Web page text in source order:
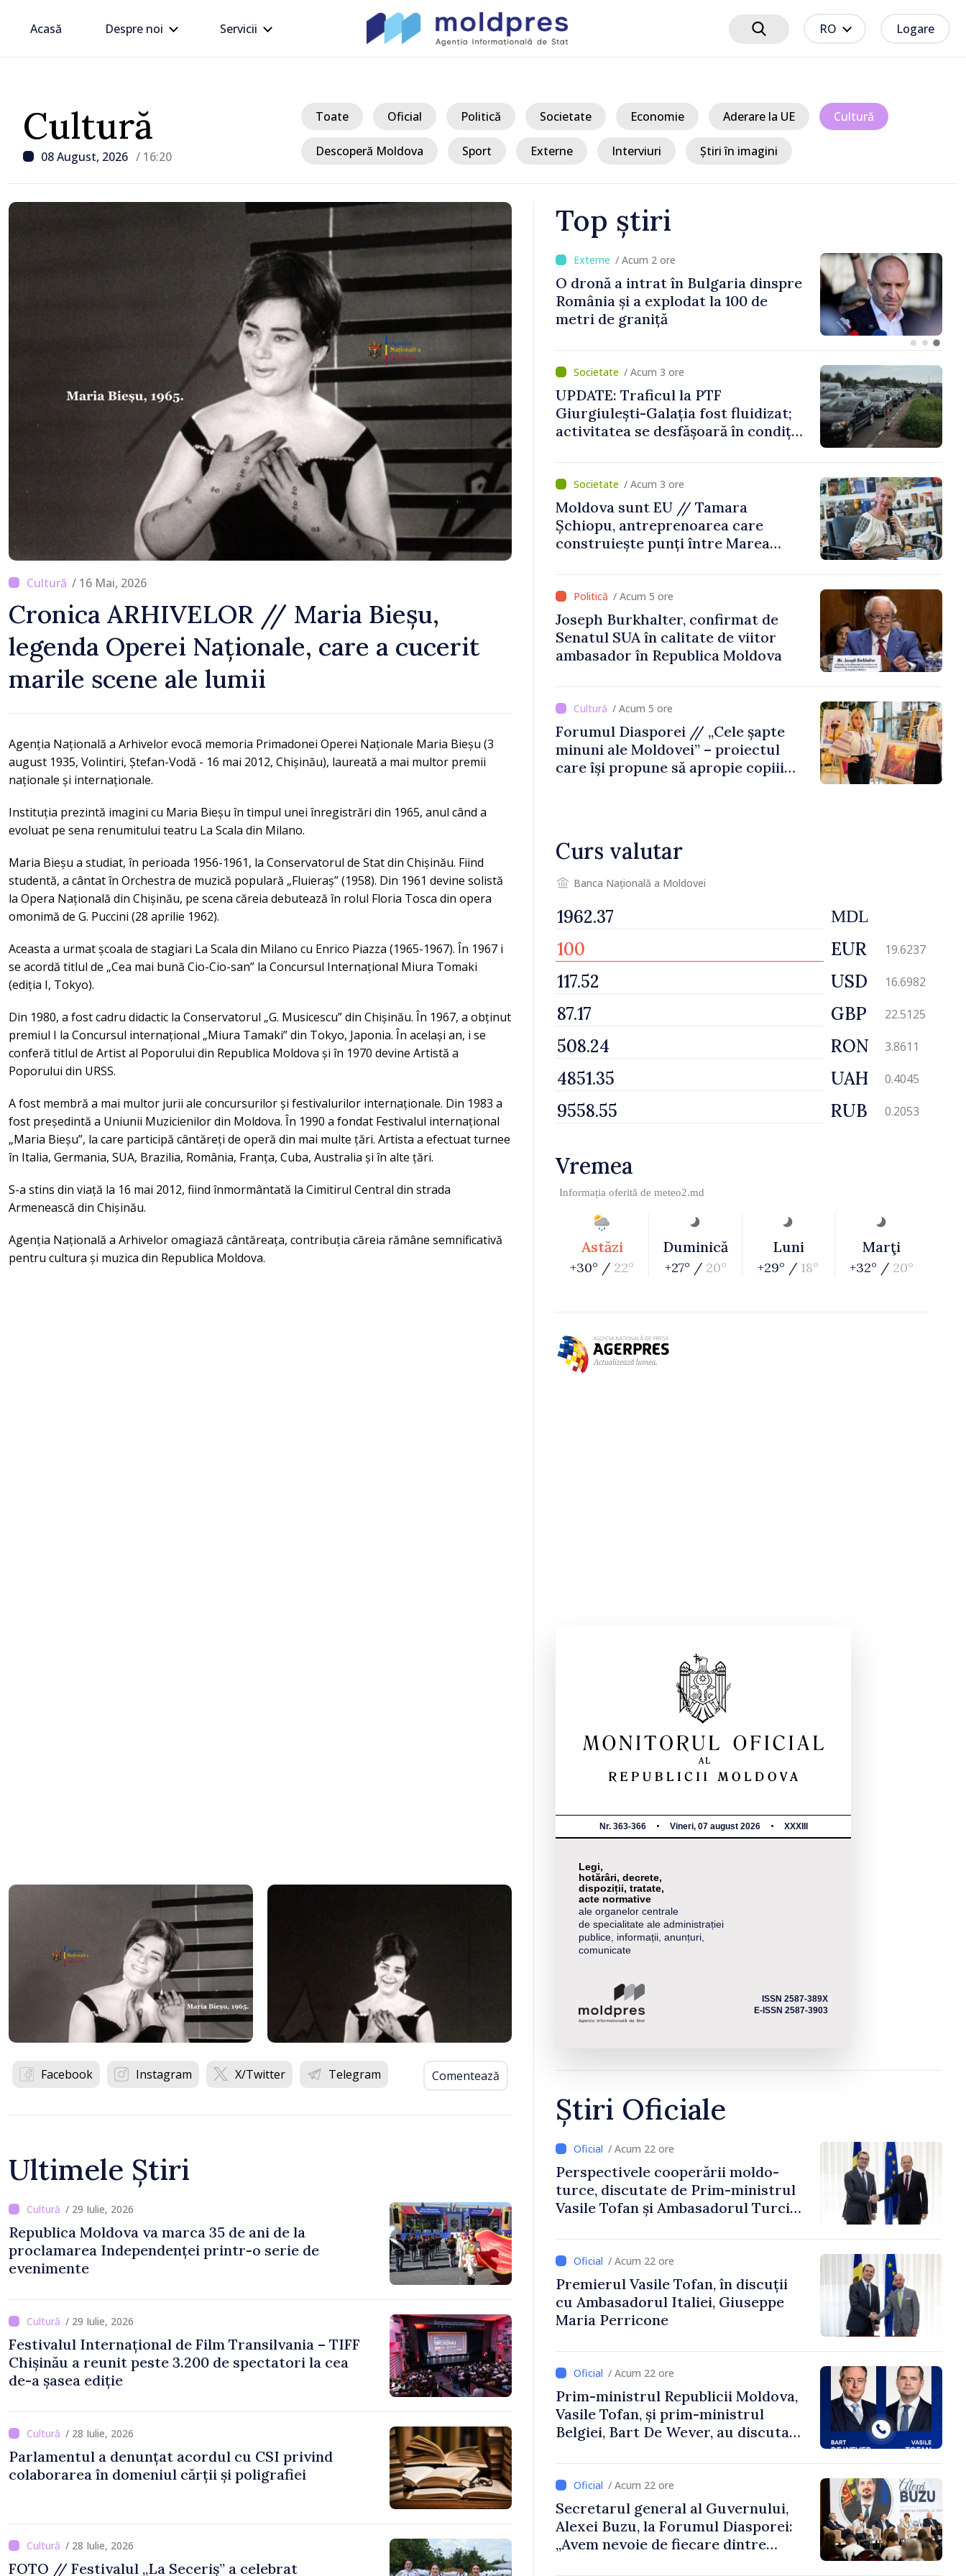
Acasă Despre noi Servicii RO Logare
Cultură
08 August, 2026 / 16:20
Toate Oficial Politică Societate Economie Aderare la UE Cultură
Descoperă Moldova Sport Externe Interviuri Știri în imagini
/ 16 Mai, 2026
Cronica ARHIVELOR // Maria Bieșu,
legenda Operei Naționale, care a cucerit
marile scene ale lumii
Agenția Națională a Arhivelor evocă memoria Primadonei Operei Naționale Maria Bieșu (3
august 1935, Volintiri, Ștefan-Vodă - 16 mai 2012, Chișinău), laureată a mai multor premii
naționale și internaționale.
Instituția prezintă imagini cu Maria Bieșu în timpul unei înregistrări din 1965, anul când a
evoluat pe sena renumitului teatru La Scala din Milano.
Maria Bieșu a studiat, în perioada 1956-1961, la Conservatorul de Stat din Chișinău. Fiind
studentă, a cântat în Orchestra de muzică populară „Fluieraș” (1958). Din 1961 devine solistă
la Opera Națională din Chișinău, pe scena căreia debutează în rolul Floria Tosca din opera
omonimă de G. Puccini (28 aprilie 1962).
Aceasta a urmat școala de stagiari La Scala din Milano cu Enrico Piazza (1965-1967). În 1967 i
se acordă titlul de „Cea mai bună Cio-Cio-san” la Concursul Internațional Miura Tomaki
(ediția I, Tokyo).
Din 1980, a fost cadru didactic la Conservatorul „G. Musicescu” din Chișinău. În 1967, a obținut
premiul I la Concursul internațional „Miura Tamaki” din Tokyo, Japonia. În același an, i se
conferă titlul de Artist al Poporului din Republica Moldova și în 1970 devine Artistă a
Poporului din URSS.
A fost membră a mai multor jurii ale concursurilor și festivalurilor internaționale. Din 1983 a
fost președintă a Uniunii Muzicienilor din Moldova. În 1990 a fondat Festivalul internațional
„Maria Bieșu”, la care participă cântăreți de operă din mai multe țări. Artista a efectuat turnee
în Italia, Germania, SUA, Brazilia, România, Franța, Cuba, Australia și în alte țări.
S-a stins din viață la 16 mai 2012, fiind înmormântată la Cimitirul Central din strada
Armenească din Chișinău.
Agenția Națională a Arhivelor omagiază cântăreața, contribuția căreia rămâne semnificativă
pentru cultura și muzica din Republica Moldova.
Facebook Instagram X/Twitter Telegram Comentează
Ultimele Știri
/ 29 Iulie, 2026
Republica Moldova va marca 35 de ani de la
proclamarea Independenței printr-o serie de
evenimente
/ 29 Iulie, 2026
Festivalul Internațional de Film Transilvania – TIFF
Chișinău a reunit peste 3.200 de spectatori la cea
de-a șasea ediție
/ 28 Iulie, 2026
Parlamentul a denunțat acordul cu CSI privind
colaborarea în domeniul cărții și poligrafiei
/ 28 Iulie, 2026
FOTO // Festivalul „La Seceriș” a celebrat
Top știri
/ Acum 44 minute
Ministerul Apărării Naționale al
României, despre drona explodată
în Bulgaria: Radarele noastre nu au
detectat niciun vehicul aerian
/ Acum 2 ore
O dronă a intrat în Bulgaria dinspre
România și a explodat la 100 de
metri de graniță
/ Acum 3 ore
UPDATE: Traficul la PTF
Giurgiulești-Galația fost fluidizat;
activitatea se desfășoară în condiții
/ Acum 3 ore
Moldova sunt EU // Tamara
Șchiopu, antreprenoarea care
construiește punți între Marea
/ Acum 5 ore
Joseph Burkhalter, confirmat de
Senatul SUA în calitate de viitor
ambasador în Republica Moldova
/ Acum 5 ore
Forumul Diasporei // „Cele șapte
minuni ale Moldovei” – proiectul
care își propune să apropie copiii
Curs valutar
Banca Națională a Moldovei
MDL
EUR 19.6237
USD 16.6982
GBP 22.5125
RON 3.8611
UAH 0.4045
RUB 0.2053
Vremea
Informația oferită de meteo2.md
Astăzi
+30° / 22°
Duminică
+27° / 20°
Luni
+29° / 18°
Marţi
+32° / 20°
Nr. 363-366 Vineri, 07 august 2026 XXXIII
Legi,
hotărâri, decrete,
dispoziții, tratate,
acte normative
ale organelor centrale
de specialitate ale administrației
publice, informații, anunțuri,
comunicate
ISSN 2587-389X
E-ISSN 2587-3903
Știri Oficiale
/ Acum 22 ore
Perspectivele cooperării moldo-
turce, discutate de Prim-ministrul
Vasile Tofan și Ambasadorul Turciei,
/ Acum 22 ore
Premierul Vasile Tofan, în discuții
cu Ambasadorul Italiei, Giuseppe
Maria Perricone
/ Acum 22 ore
Prim-ministrul Republicii Moldova,
Vasile Tofan, și prim-ministrul
Belgiei, Bart De Wever, au discutat
/ Acum 22 ore
Secretarul general al Guvernului,
Alexei Buzu, la Forumul Diasporei:
„Avem nevoie de fiecare dintre